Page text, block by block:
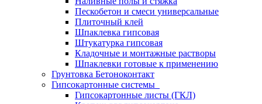
Пескобетон и смеси универсальные
Плиточный клей
Шпаклевка гипсовая
Штукатурка гипсовая
Кладочные и монтажные растворы
Шпаклевки готовые к применению
Грунтовка Бетоноконтакт
Гипсокартонные системы
Гипсокартонные листы (ГКЛ)